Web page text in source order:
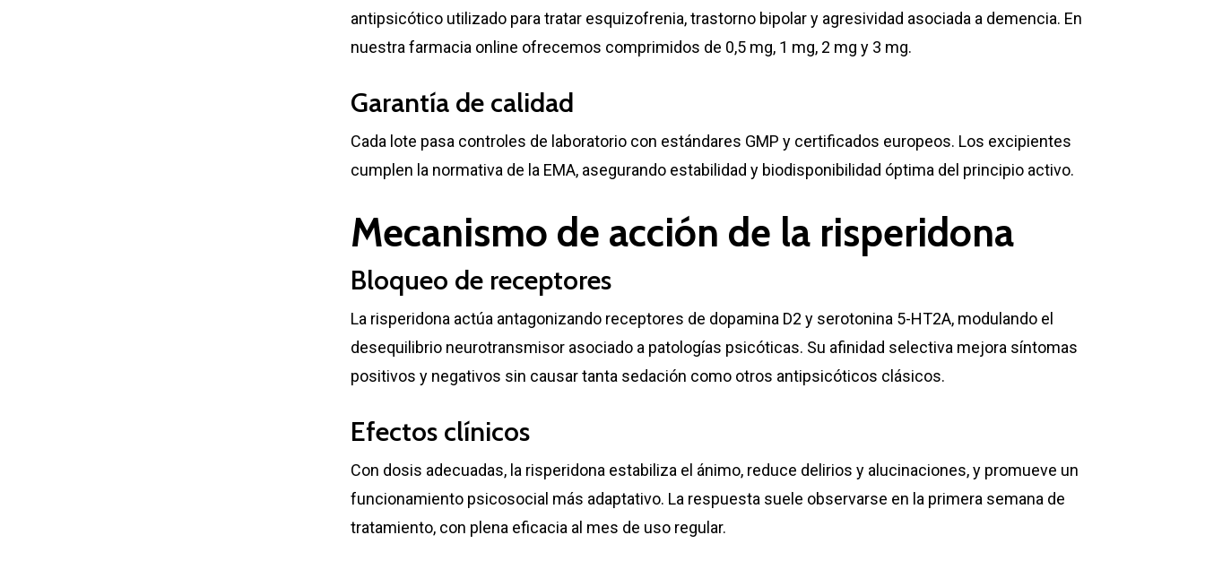
antipsicótico utilizado para tratar esquizofrenia, trastorno bipolar y agresividad asociada a demencia. En
nuestra farmacia online ofrecemos comprimidos de 0,5 mg, 1 mg, 2 mg y 3 mg.
Garantía de calidad
Cada lote pasa controles de laboratorio con estándares GMP y certificados europeos. Los excipientes
cumplen la normativa de la EMA, asegurando estabilidad y biodisponibilidad óptima del principio activo.
Mecanismo de acción de la risperidona
Bloqueo de receptores
La risperidona actúa antagonizando receptores de dopamina D2 y serotonina 5-HT2A, modulando el
desequilibrio neurotransmisor asociado a patologías psicóticas. Su afinidad selectiva mejora síntomas
positivos y negativos sin causar tanta sedación como otros antipsicóticos clásicos.
Efectos clínicos
Con dosis adecuadas, la risperidona estabiliza el ánimo, reduce delirios y alucinaciones, y promueve un
funcionamiento psicosocial más adaptativo. La respuesta suele observarse en la primera semana de
tratamiento, con plena eficacia al mes de uso regular.